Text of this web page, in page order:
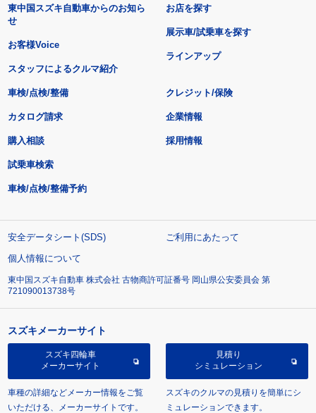
東中国スズキ自動車からのお知ら
せ
お客様Voice
スタッフによるクルマ紹介
お店を探す
展示車/試乗車を探す
ラインアップ
車検/点検/整備 クレジット/保険
カタログ請求
購入相談
試乗車検索
車検/点検/整備予約
企業情報
採用情報
安全データシート(SDS)
ご利用にあたって
個人情報について
東中国スズキ自動車 株式会社 古物商許可証番号 岡山県公安委員会 第
721090013738号
スズキメーカーサイト
スズキ四輪車
メーカーサイト
車種の詳細などメーカー情報をご覧
いただける、メーカーサイトです。
見積り
シミュレーション
スズキのクルマの見積りを簡単にシ
ミュレーションできます。